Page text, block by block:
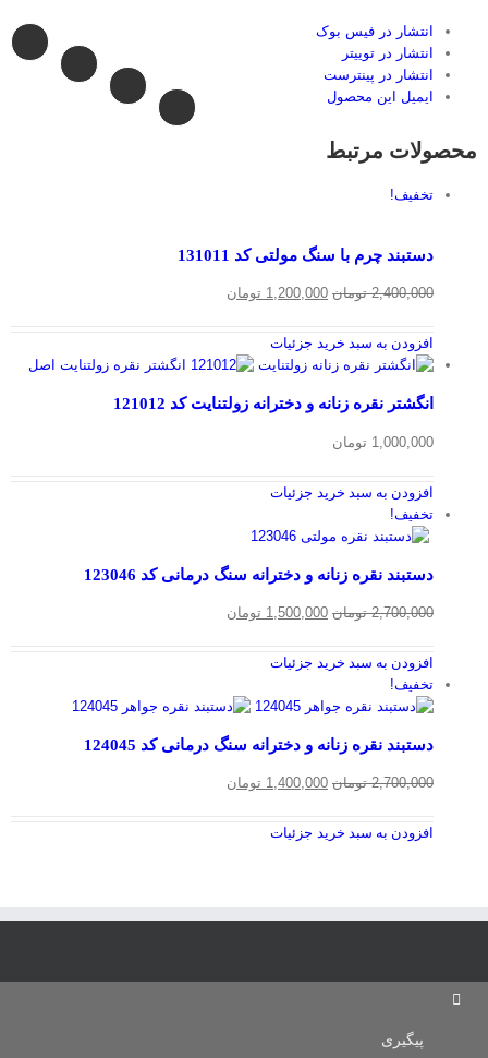
انتشار در فیس بوک
انتشار در توییتر
انتشار در پینترست
ایمیل این محصول
محصولات مرتبط
تخفیف!
دستبند چرم با سنگ مولتی کد 131011
2,400,000 تومان قیمت
بود.
1,200,000 تومان
است.
افزودن به سبد خرید جزئیات
انگشتر نقره زنانه و دخترانه زولتنایت کد 121012
1,000,000 تومان
افزودن به سبد خرید جزئیات
تخفیف!
دستبند نقره زنانه و دخترانه سنگ درمانی کد 123046
2,700,000 تومان قیمت
1,500,000 تومان
افزودن به سبد خرید جزئیات
تخفیف!
دستبند نقره زنانه و دخترانه سنگ درمانی کد 124045
2,700,000 تومان قیمت
1,400,000 تومان
افزودن به سبد خرید جزئیات
پیگیری